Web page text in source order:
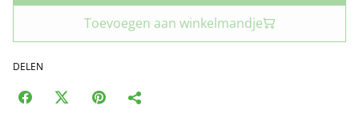
Toevoegen aan winkelmandje
DELEN